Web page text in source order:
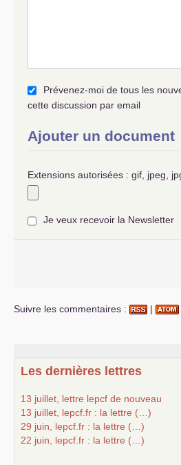
Prévenez-moi de tous les
cette discussion par email
Ajouter un document
Extensions autorisées : gif, jpeg,
Je veux recevoir la Newsletter
Suivre les commentaires : |
Les dernières lettres
13 juillet, lettre lepcf de nouveau
13 juillet, lepcf.fr : la lettre (…)
29 juin, lepcf.fr : la lettre (…)
22 juin, lepcf.fr : la lettre (…)